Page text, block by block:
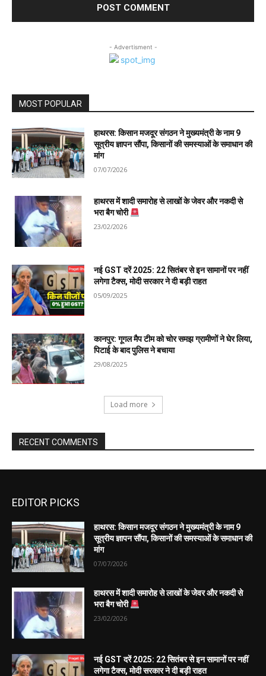
EDITOR PICKS
हाथरस: किसान मजदूर संगठन ने मुख्यमंत्री के नाम 9
सूत्रीय ज्ञापन सौंपा, किसानों की समस्याओं के समाधान की
मांग
07/07/2026
हाथरस में शादी समारोह से लाखों के जेवर और नकदी से
भरा बैग चोरी
23/02/2026
नई GST दरें 2025: 22 सितंबर से इन सामानों पर नहीं
लगेगा टैक्स, मोदी सरकार ने दी बड़ी राहत